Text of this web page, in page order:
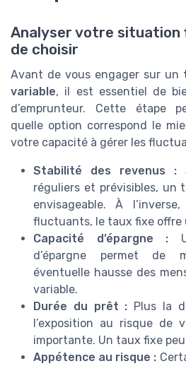
Analyser votre situation
de choisir
Avant de vous engager sur un
variable, il est essentiel de
d’emprunteur. Cette étape
quelle option correspond le
votre capacité à gérer les
Stabilité des revenus :
réguliers et prévisibles, un
envisageable. À
fluctuants, le taux fixe offre
Capacité d’épargne :
d’épargne permet de
éventuelle hausse des
variable.
Durée du prêt : Plus la
l’exposition au risque de
importante. Un taux fixe
Appétence au risque :